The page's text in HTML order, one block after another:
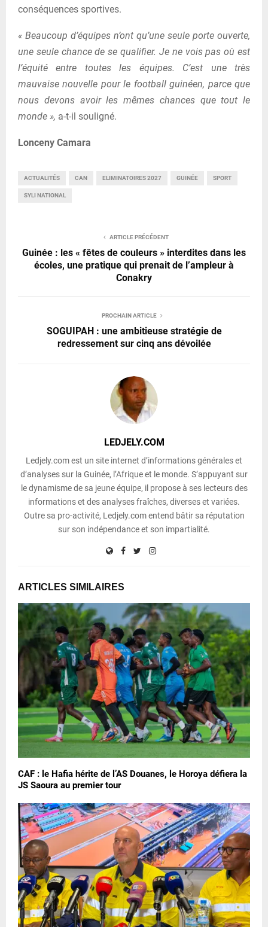
conséquences sportives.
« Beaucoup d’équipes n’ont qu’une seule porte ouverte,
une seule chance de se qualifier. Je ne vois pas où est
l’équité entre toutes les équipes. C’est une très
mauvaise nouvelle pour le football guinéen, parce que
nous devons avoir les mêmes chances que tout le
monde », a-t-il souligné.
Lonceny Camara
ACTUALITÉS CAN ELIMINATOIRES 2027 GUINÉE SPORT
SYLI NATIONAL
ARTICLE PRÉCÉDENT
Guinée : les « fêtes de couleurs » interdites dans les
écoles, une pratique qui prenait de l’ampleur à
Conakry
PROCHAIN ARTICLE
SOGUIPAH : une ambitieuse stratégie de
redressement sur cinq ans dévoilée
LEDJELY.COM
Ledjely.com est un site internet d’informations générales et
d’analyses sur la Guinée, l’Afrique et le monde. S’appuyant sur
le dynamisme de sa jeune équipe, il propose à ses lecteurs des
informations et des analyses fraîches, diverses et variées.
Outre sa pro-activité, Ledjely.com entend bâtir sa réputation
sur son indépendance et son impartialité.
ARTICLES SIMILAIRES
CAF : le Hafia hérite de l’AS Douanes, le Horoya défiera la
JS Saoura au premier tour